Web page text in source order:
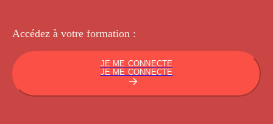
Accédez à votre formation :
JE ME CONNECTE
JE ME CONNECTE